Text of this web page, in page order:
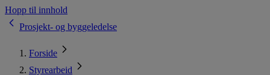
Hopp til innhold
Prosjekt- og byggeledelse
Forside
Styrearbeid